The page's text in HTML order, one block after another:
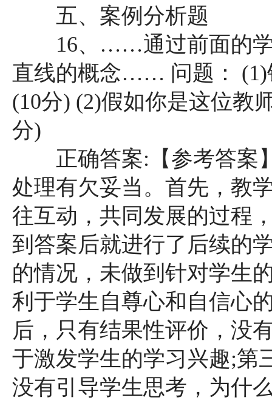
五、案例分析题
16、……通过前面的学
直线的概念…… 问题：
(10分) (2)假如你是这位
分)
正确答案:【参考答案
处理有欠妥当。首先，教
往互动，共同发展的过程
到答案后就进行了后续的
的情况，未做到针对学生
利于学生自尊心和自信心
后，只有结果性评价，没
于激发学生的学习兴趣;第
没有引导学生思考，为什